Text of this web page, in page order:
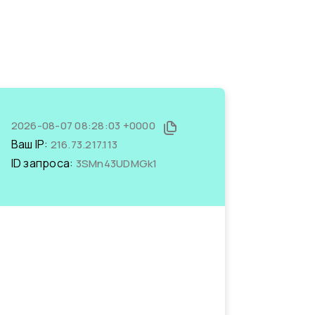
2026-08-07 08:28:03 +0000
Ваш IP: 216.73.217.113
ID запроса: 3SMn43UDMGk1